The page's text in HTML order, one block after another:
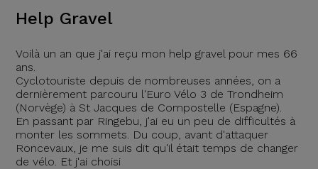
Help Gravel
Voilà un an que j'ai reçu mon help gravel pour mes 66
ans.
Cyclotouriste depuis de nombreuses années, on a
dernièrement parcouru l'Euro Vélo 3 de Trondheim
(Norvège) à St Jacques de Compostelle (Espagne).
En passant par Ringebu, j'ai eu un peu de difficultés à
monter les sommets. Du coup, avant d'attaquer
Roncevaux, je me suis dit qu'il était temps de changer
de vélo. Et j'ai choisi